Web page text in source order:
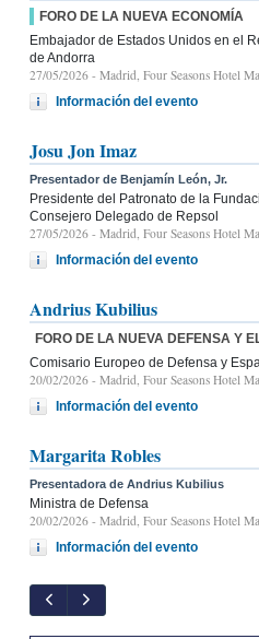
FORO DE LA NUEVA ECONOMÍA
Embajador de Estados Unidos en el
de Andorra
27/05/2026 - Madrid, Four Seasons Hotel
Información del evento
Josu Jon Imaz
Presentador de Benjamín León, Jr.
Presidente del Patronato de la
Consejero Delegado de Repsol
27/05/2026 - Madrid, Four Seasons Hotel
Información del evento
Andrius Kubilius
FORO DE LA NUEVA DEFENSA Y
Comisario Europeo de Defensa y
20/02/2026 - Madrid, Four Seasons Hotel
Información del evento
Margarita Robles
Presentadora de Andrius Kubilius
Ministra de Defensa
20/02/2026 - Madrid, Four Seasons Hotel
Información del evento